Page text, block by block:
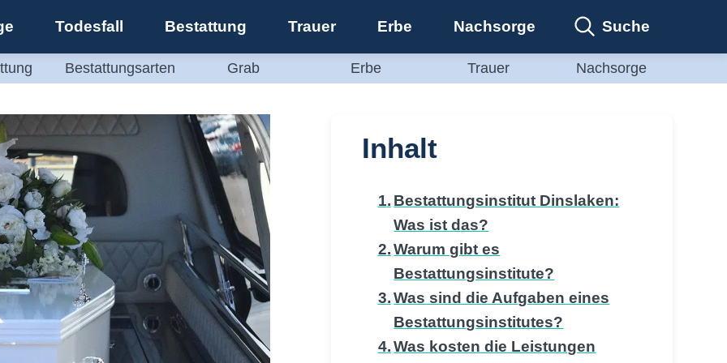
Todesfall Bestattung Trauer Erbe Nachsorge Suche
Bestattungsarten Grab Erbe Trauer Nachsorge
Inhalt
Bestattungsinstitut Dinslaken:
Was ist das?
Warum gibt es
Bestattungsinstitute?
Was sind die Aufgaben eines
Bestattungsinstitutes?
Was kosten die Leistungen